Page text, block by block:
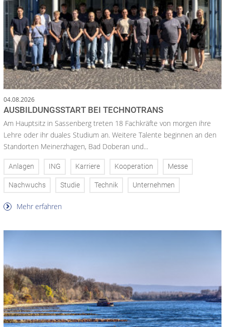
04.08.2026
AUSBILDUNGSSTART BEI TECHNOTRANS
Am Hauptsitz in Sassenberg treten 18 Fachkräfte von morgen ihre
Lehre oder ihr duales Studium an. Weitere Talente beginnen an den
Standorten Meinerzhagen, Bad Doberan und...
Anlagen ING Karriere Kooperation Messe
Nachwuchs Studie Technik Unternehmen
Mehr erfahren